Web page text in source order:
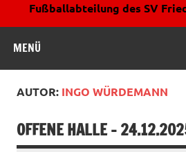
Fußballabteilung des SV
MENÜ
AUTOR: INGO WÜRDEMANN
OFFENE HALLE –